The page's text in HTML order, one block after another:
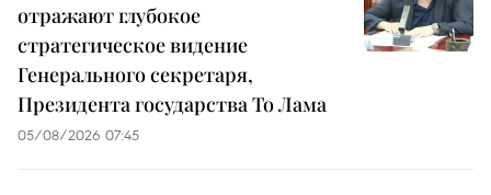
отражают глубокое
стратегическое видение
Генерального секретаря,
Президента государства То Лама
05/08/2026 07:45